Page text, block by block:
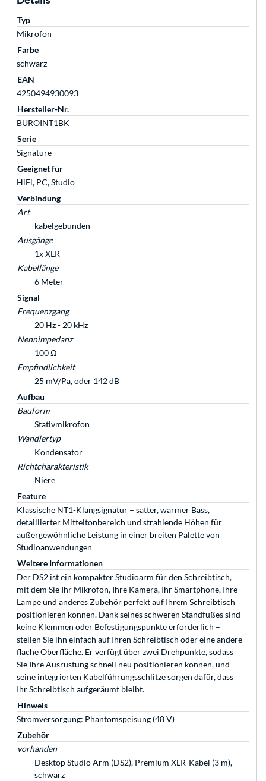
Typ
Mikrofon
Farbe
schwarz
EAN
4250494930093
Hersteller-Nr.
BUROINT1BK
Serie
Signature
Geeignet für
HiFi, PC, Studio
Verbindung
Art
kabelgebunden
Ausgänge
1x XLR
Kabellänge
6 Meter
Signal
Frequenzgang
20 Hz - 20 kHz
Nennimpedanz
100 Ω
Empfindlichkeit
25 mV/Pa, oder 142 dB
Aufbau
Bauform
Stativmikrofon
Wandlertyp
Kondensator
Richtcharakteristik
Niere
Feature
Klassische NT1-Klangsignatur – satter, warmer Bass,
detaillierter Mitteltonbereich und strahlende Höhen für
außergewöhnliche Leistung in einer breiten Palette von
Studioanwendungen
Weitere Informationen
Der DS2 ist ein kompakter Studioarm für den Schreibtisch,
mit dem Sie Ihr Mikrofon, Ihre Kamera, Ihr Smartphone, Ihre
Lampe und anderes Zubehör perfekt auf Ihrem Schreibtisch
positionieren können. Dank seines schweren Standfußes sind
keine Klemmen oder Befestigungspunkte erforderlich –
stellen Sie ihn einfach auf Ihren Schreibtisch oder eine andere
flache Oberfläche. Er verfügt über zwei Drehpunkte, sodass
Sie Ihre Ausrüstung schnell neu positionieren können, und
seine integrierten Kabelführungsschlitze sorgen dafür, dass
Ihr Schreibtisch aufgeräumt bleibt.
Hinweis
Stromversorgung: Phantomspeisung (48 V)
Zubehör
vorhanden
Desktop Studio Arm (DS2), Premium XLR-Kabel (3 m),
schwarz